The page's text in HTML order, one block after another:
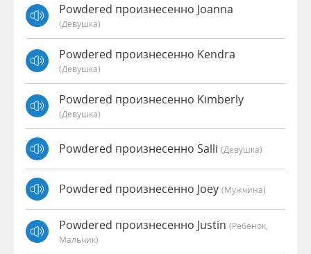
Powdered произнесенно Joanna
(девушка)
Powdered произнесенно Kendra
(девушка)
Powdered произнесенно Kimberly
(девушка)
Powdered произнесенно Salli (девушка)
Powdered произнесенно Joey (мужчина)
Powdered произнесенно Justin (Ребёнок,
Мальчик)